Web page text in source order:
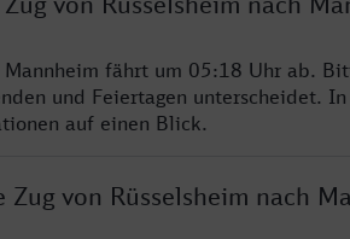
Mannheim fährt um 05:18 Uhr ab.
und Feiertagen unterscheidet.
auf einen Blick.
von Rüsselsheim nach